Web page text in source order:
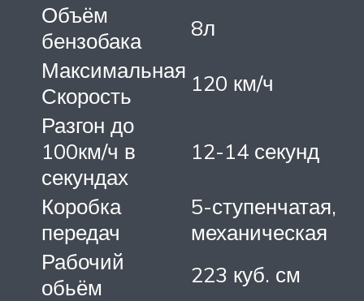
Объём
бензобака
8л
Максимальная
Скорость
120 км/ч
Разгон до
100км/ч в
секундах
12-14 секунд
Коробка
передач
5-ступенчатая,
механическая
Рабочий
обьём
223 куб. см